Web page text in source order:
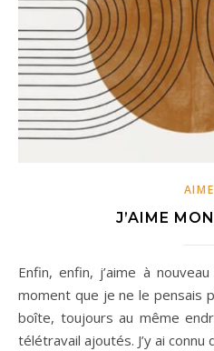
J’AIME
Enfin, enfin, j’aime à nouveau mon travail. Cela faisait un
moment que je ne le pensais
boîte, toujours au même
télétravail ajoutés. J’y ai